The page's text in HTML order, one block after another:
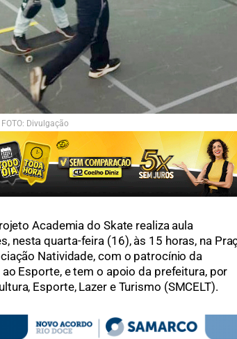
FOTO: Divulgação
Academia do Skate realiza aula
nesta quarta-feira (16), às 15 horas, na
Natividade, com o patrocínio da
Esporte, e tem o apoio da prefeitura, por
Esporte, Lazer e Turismo (SMCELT).